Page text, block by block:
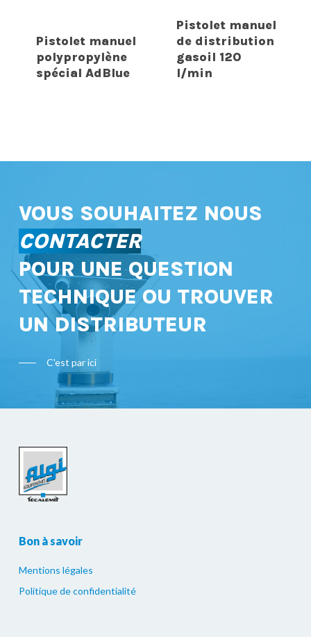
Pistolet manuel
polypropylène
spécial AdBlue
Pistolet manuel
de distribution
gasoil 120
l/min
VOUS SOUHAITEZ NOUS
CONTACTER
POUR UNE QUESTION
TECHNIQUE OU TROUVER
UN DISTRIBUTEUR
C'est par ici
Bon à savoir
Mentions légales
Politique de confidentialité